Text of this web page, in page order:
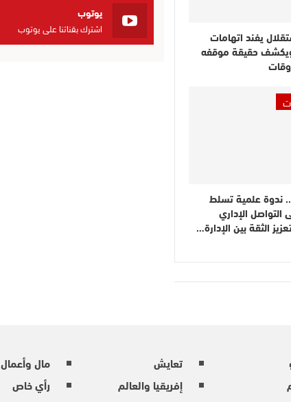
يفند اتهامات
حقيقة موقفه
ندوة علمية تسلط
التواصل الإداري
الثقة بين الإدارة…
يوتوب
اشترك بقناتنا على يوتوب
تعايش
إفريقيا والعالم
مال وأعمال
رأي خاص